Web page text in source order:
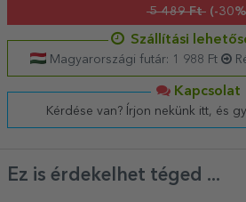
5 489 Ft (-
Szállítási
Magyarországi futár: 1 988 Ft
Kapcsolat
Kérdése van? Írjon nekünk itt, és
Ez is érdekelhet téged ...